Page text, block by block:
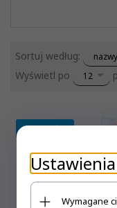
Sortuj według: sort
Wyświetl po pop12
Wyprzedaż
Wymagane